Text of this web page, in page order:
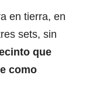
en tierra, en
sets, sin
que
como